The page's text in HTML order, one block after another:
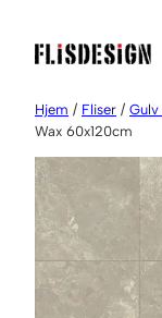
innhold
Hjem / Fliser / Gulv
Wax 60x120cm